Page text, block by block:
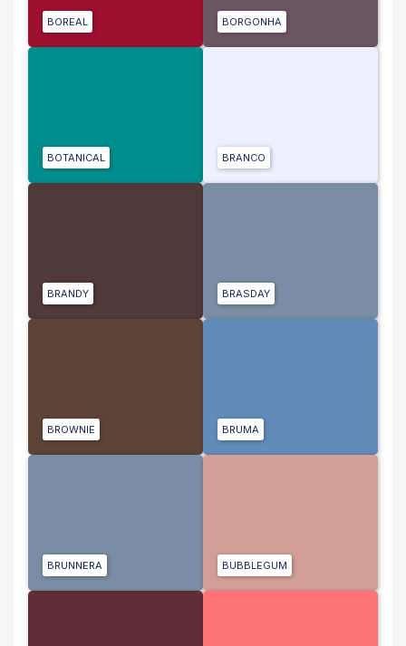
BOREAL BORGONHA
BOTANICAL BRANCO
BRANDY BRASDAY
BROWNIE BRUMA
BRUNNERA BUBBLEGUM